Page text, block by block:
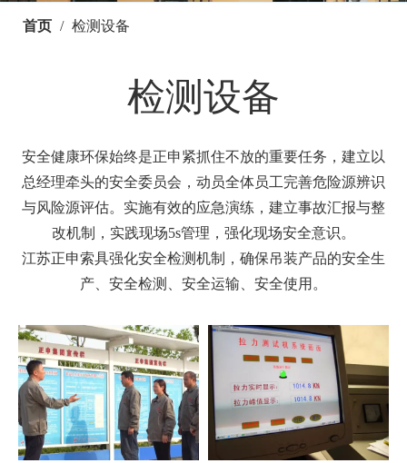
首页 / 检测设备
检测设备
安全健康环保始终是正申紧抓住不放的重要任务，建立以
总经理牵头的安全委员会，动员全体员工完善危险源辨识
与风险源评估。实施有效的应急演练，建立事故汇报与整
改机制，实践现场5s管理，强化现场安全意识。
江苏正申索具强化安全检测机制，确保吊装产品的安全生
产、安全检测、安全运输、安全使用。